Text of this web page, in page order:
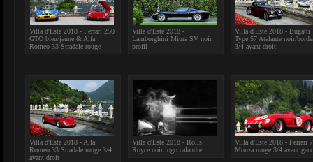
Villa d'Este 2018 - Ferrari 250
GTO bleu/jaune & Alfa
Romeo 33 Stradale rouge
Villa d'Este 2018 -
Lamborghini Miura SV noir
profil
Villa d'Este 2018 - Bugatti
Type 57 Atalante noir/
3/4 avant droit
Villa d'Este 2018 - Alfa
Romeo 33 Stradale rouge 3/4
avant droit
Villa d'Este 2018 - Rolls
Royce noir logo calandre
Villa d'Este 2018 - Ferrari
Monza rouge 3/4 avant